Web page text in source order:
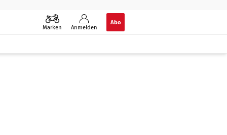
Marken Anmelden
Abo